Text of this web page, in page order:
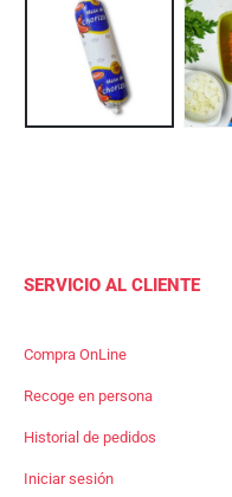
SERVICIO AL CLIENTE
Compra OnLine
Recoge en persona
Historial de pedidos
Iniciar sesión